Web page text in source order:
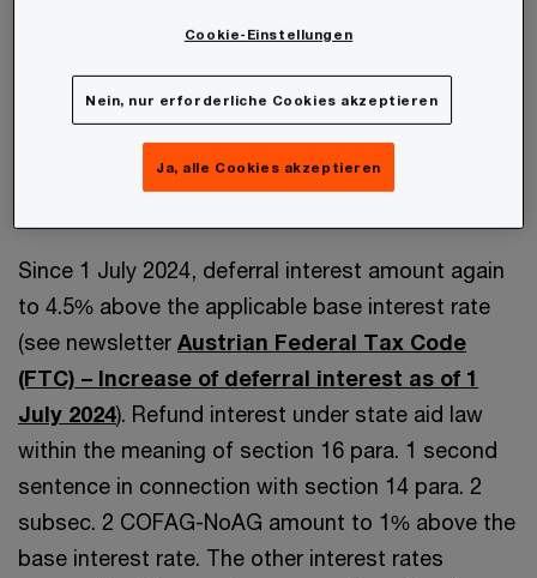
considered, thebase interest rate, which is
aligned with the main refinancing operations rate,
was now adjusted in total by 0.50 percentage
Since 1 July 2024, deferral interest amount again
to 4.5% above the applicable base interest rate
(see newsletter Austrian Federal Tax Code
(FTC) – Increase of deferral interest as of 1
July 2024). Refund interest under state aid law
within the meaning of section 16 para. 1 second
sentence in connection with section 14 para. 2
subsec. 2 COFAG-NoAG amount to 1% above the
base interest rate. The other interest rates
Cookie-Einstellungen
Nein, nur erforderliche Cookies akzeptieren
Ja, alle Cookies akzeptieren